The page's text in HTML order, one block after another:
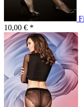
10,00 € *